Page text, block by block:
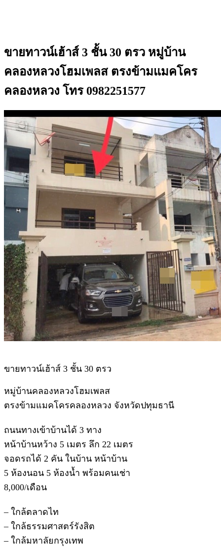
ขายทาวน์เฮ้าส์ 3 ชั้น 30 ตรว หมู่บ้าน
คลองหลวงโฮมเพลส ตรงข้ามแมคโคร
คลองหลวง โทร 0982251577
ขายทาวน์เฮ้าส์ 3 ชั้น 30 ตรว
หมู่บ้านคลองหลวงโฮมเพลส
ตรงข้ามแมคโครคลองหลวง จังหวัดปทุมธานี
ถนนทางเข้าบ้านได้ 3 ทาง
หน้าบ้านหว้าง 5 เมตร ลึก 22 เมตร
จอดรถได้ 2 คัน ในบ้าน หน้าบ้าน
5 ห้องนอน 5 ห้องน้ำ พร้อมคนเช่า
8,000/เดือน
– ใกล้ตลาดไท
– ใกล้ธรรมศาสตร์รังสิต
– ใกล้มหาลัยกรุงเทพ